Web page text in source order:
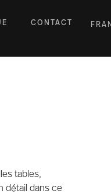
CONTACT
tables,
détail dans ce